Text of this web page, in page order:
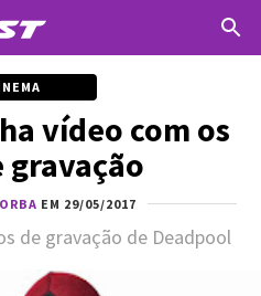
vídeo com os
gravação
EM 29/05/2017
de gravação de Deadpool